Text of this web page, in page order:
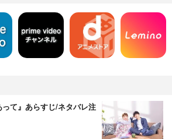
って』あらすじ/ネタバレ注